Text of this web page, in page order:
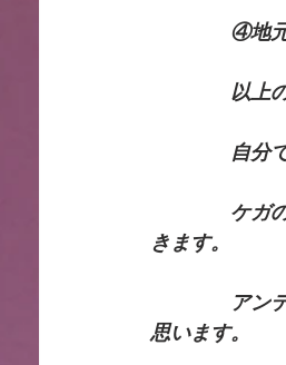
④地元の電
以上の4つ
自分で行う
ケガの危険
きます。
アンテナを
思います。